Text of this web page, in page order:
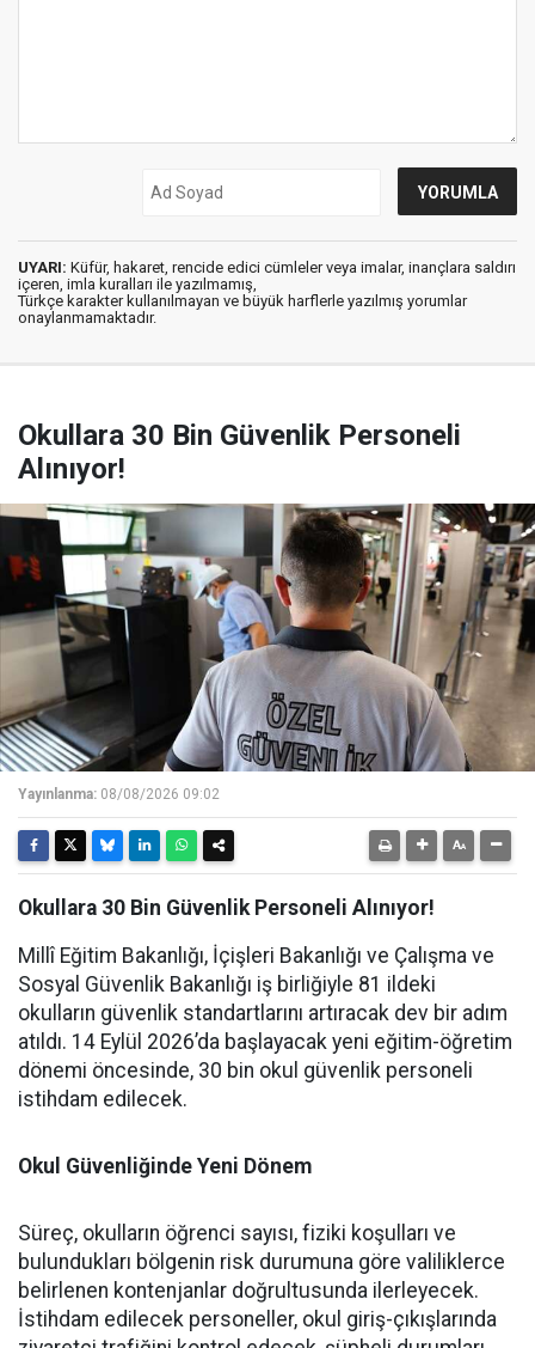
UYARI: Küfür, hakaret, rencide edici cümleler veya imalar, inançlara saldırı
içeren, imla kuralları ile yazılmamış,
Türkçe karakter kullanılmayan ve büyük harflerle yazılmış yorumlar
onaylanmamaktadır.
Okullara 30 Bin Güvenlik Personeli
Alınıyor!
Yayınlanma: 08/08/2026 09:02
Okullara 30 Bin Güvenlik Personeli Alınıyor!
Millî Eğitim Bakanlığı, İçişleri Bakanlığı ve Çalışma ve
Sosyal Güvenlik Bakanlığı iş birliğiyle 81 ildeki
okulların güvenlik standartlarını artıracak dev bir adım
atıldı. 14 Eylül 2026’da başlayacak yeni eğitim-öğretim
dönemi öncesinde, 30 bin okul güvenlik personeli
istihdam edilecek.
Okul Güvenliğinde Yeni Dönem
Süreç, okulların öğrenci sayısı, fiziki koşulları ve
bulundukları bölgenin risk durumuna göre valiliklerce
belirlenen kontenjanlar doğrultusunda ilerleyecek.
İstihdam edilecek personeller, okul giriş-çıkışlarında